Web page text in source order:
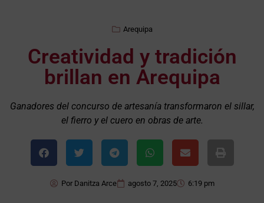
Arequipa
Creatividad y tradición
brillan en Arequipa
Ganadores del concurso de artesanía transformaron el sillar,
el fierro y el cuero en obras de arte.
PorDanitza Arce agosto 7, 2025 6:19 pm